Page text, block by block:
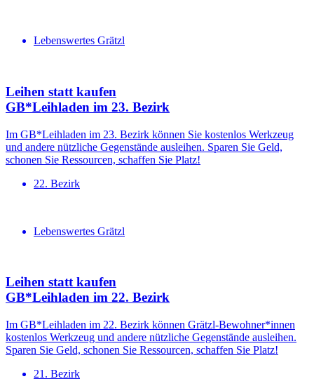
Lebenswertes Grätzl
Leihen statt kaufen
GB*Leihladen im 23. Bezirk
Im GB*Leihladen im 23. Bezirk können Sie kostenlos Werkzeug
und andere nützliche Gegenstände ausleihen. Sparen Sie Geld,
schonen Sie Ressourcen, schaffen Sie Platz!
22. Bezirk
Lebenswertes Grätzl
Leihen statt kaufen
GB*Leihladen im 22. Bezirk
Im GB*Leihladen im 22. Bezirk können Grätzl-Bewohner*innen
kostenlos Werkzeug und andere nützliche Gegenstände ausleihen.
Sparen Sie Geld, schonen Sie Ressourcen, schaffen Sie Platz!
21. Bezirk